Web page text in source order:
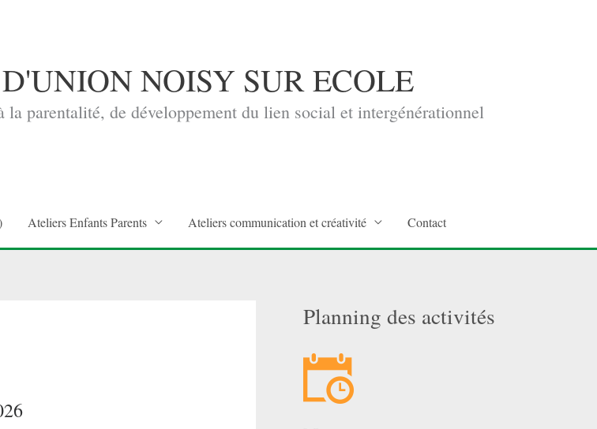
NOISY SUR ECOLE
la parentalité, de développement du lien social et intergénérationnel
Ateliers Enfants Parents Ateliers communication et créativité Contact
Planning des activités